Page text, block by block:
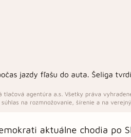
tlačová agentúra a.s. Všetky práva
na rozmnožovanie, šírenie a na
aktuálne chodia po